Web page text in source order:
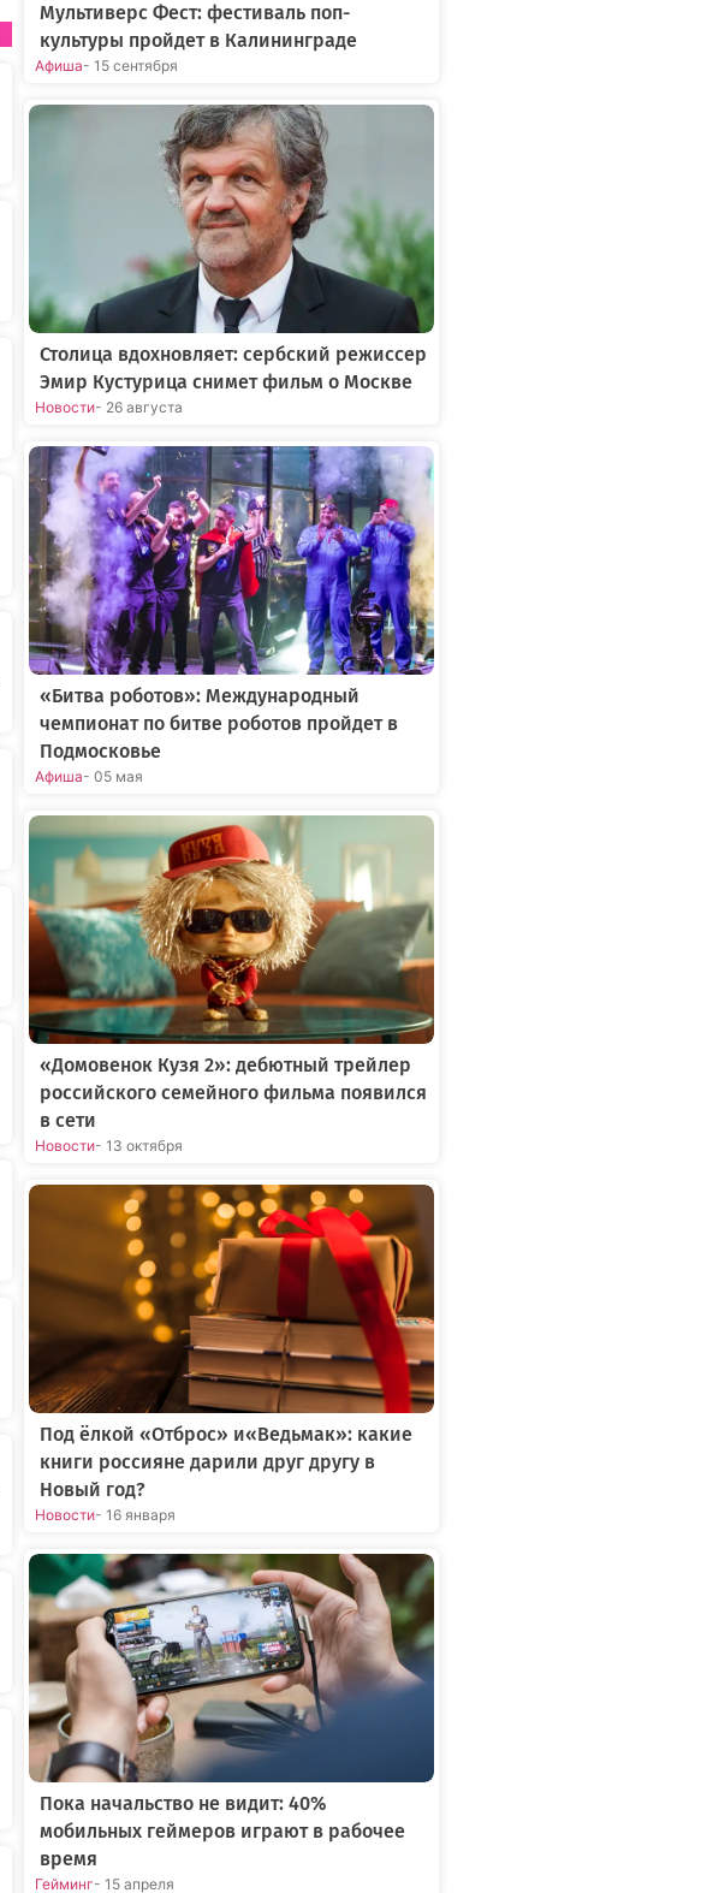
Мультиверс Фест: фестиваль поп-
культуры пройдет в Калининграде
Афиша- 15 сентября
Столица вдохновляет: сербский режиссер
Эмир Кустурица снимет фильм о Москве
Новости- 26 августа
«Битва роботов»: Международный
чемпионат по битве роботов пройдет в
Подмосковье
Афиша- 05 мая
«Домовенок Кузя 2»: дебютный трейлер
российского семейного фильма появился
в сети
Новости- 13 октября
Под ёлкой «Отброс» и«Ведьмак»: какие
книги россияне дарили друг другу в
Новый год?
Новости- 16 января
Пока начальство не видит: 40%
мобильных геймеров играют в рабочее
время
Гейминг- 15 апреля